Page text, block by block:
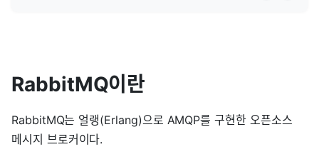
RabbitMQ이란
RabbitMQ는 얼랭(Erlang)으로 AMQP를 구현한 오픈소스
메시지 브로커이다.